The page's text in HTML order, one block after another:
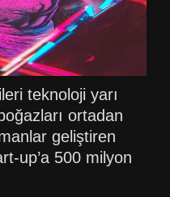
teknoloji yarı
ortadan
geliştiren
up’a 500 milyon